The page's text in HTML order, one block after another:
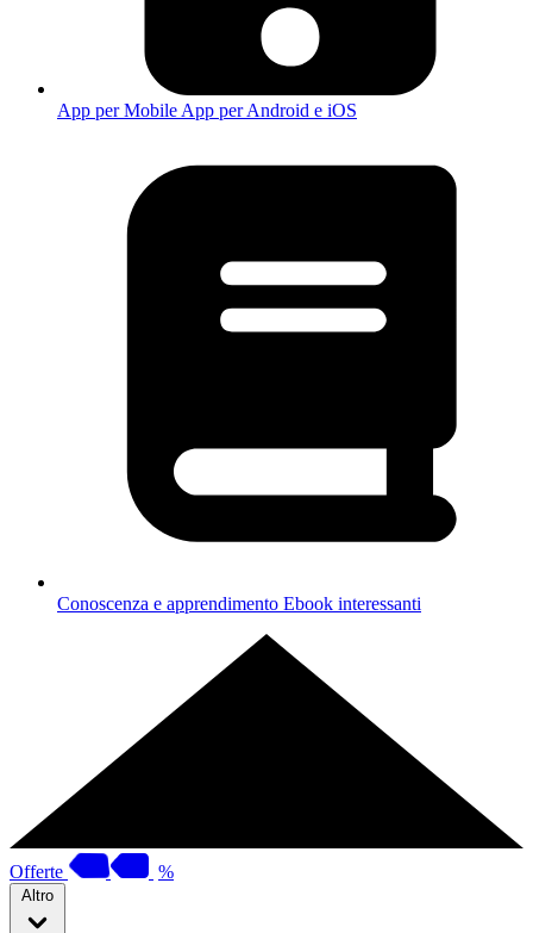
App per Mobile App per Android e iOS
Conoscenza e apprendimento Ebook interessanti
Offerte %
Altro